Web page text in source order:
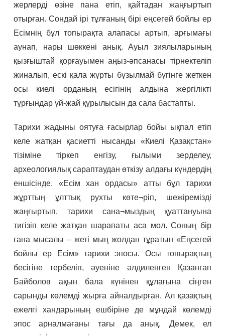
жерлерді өзіне пана етіп, қайтадан жаңғыртып
отырған. Сондай ірі тұлғаның бірі еңсегей бойлы ер
Есімнің бұл топырақта алапасы артып, арғымағы
аунап, нары шөккені анық. Ауыл зиялыларының
қызғыштай қорғауымен аңыз-әпсанасы тірнектеліп
жиналып, ескі қала жұрты бұзылмай бүгінге жеткен
осы киелі орданың есігінің алдына жергілікті
тұрғындар үй-жай құрылысын да сала бастапты.
Тарихи жадыны оятуға ғасырлар бойы ықпал етіп
келе жатқан қасиетті нысанды «Киелі Қазақстан»
тізіміне тіркеп енгізу, ғылыми зерделеу,
археологиялық сараптаудан өткізу алдағы күндердің
еншісінде. «Есім хан ордасы» атты бұл тарихи
жұрттың ұлттық рухты көте¬ріп, шежіремізді
жаңғыртып, тарихи сана¬мыздың қуаттануына
тигізіп келе жатқан шарапаты аса мол. Соның бір
ғана мысалы – жеті мың жолдан тұратын «Еңсегей
бойлы ер Есім» тарихи эпосы. Осы топырақтың
бесігіне тербеліп, әуеніне әлдиленген Қазанғап
Байболов ақын бала күнінен құлағына сіңген
сарынды көлемді жырға айналдырған. Ал қазақтың
ежелгі хандарының ешбіріне де мұндай көлемді
эпос арналмағаны тағы да анық. Демек, ел